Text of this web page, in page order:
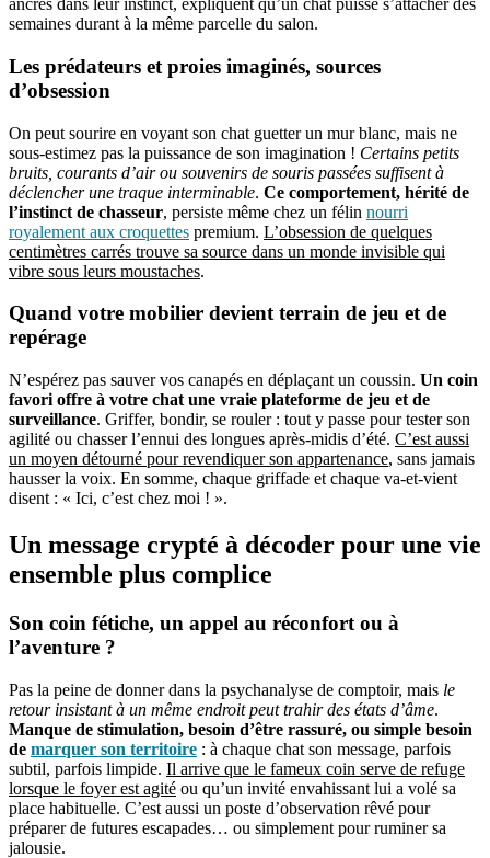
ancrés dans leur instinct, expliquent qu’un chat puisse s’attacher des
semaines durant à la même parcelle du salon.
Les prédateurs et proies imaginés, sources
d’obsession
On peut sourire en voyant son chat guetter un mur blanc, mais ne
sous-estimez pas la puissance de son imagination ! Certains petits
bruits, courants d’air ou souvenirs de souris passées suffisent à
déclencher une traque interminable. Ce comportement, hérité de
l’instinct de chasseur, persiste même chez un félin nourri
royalement aux croquettes premium. L’obsession de quelques
centimètres carrés trouve sa source dans un monde invisible qui
vibre sous leurs moustaches.
Quand votre mobilier devient terrain de jeu et de
repérage
N’espérez pas sauver vos canapés en déplaçant un coussin. Un coin
favori offre à votre chat une vraie plateforme de jeu et de
surveillance. Griffer, bondir, se rouler : tout y passe pour tester son
agilité ou chasser l’ennui des longues après-midis d’été. C’est aussi
un moyen détourné pour revendiquer son appartenance, sans jamais
hausser la voix. En somme, chaque griffade et chaque va-et-vient
disent : « Ici, c’est chez moi ! ».
Un message crypté à décoder pour une vie
ensemble plus complice
Son coin fétiche, un appel au réconfort ou à
l’aventure ?
Pas la peine de donner dans la psychanalyse de comptoir, mais le
retour insistant à un même endroit peut trahir des états d’âme.
Manque de stimulation, besoin d’être rassuré, ou simple besoin
de marquer son territoire : à chaque chat son message, parfois
subtil, parfois limpide. Il arrive que le fameux coin serve de refuge
lorsque le foyer est agité ou qu’un invité envahissant lui a volé sa
place habituelle. C’est aussi un poste d’observation rêvé pour
préparer de futures escapades… ou simplement pour ruminer sa
jalousie.